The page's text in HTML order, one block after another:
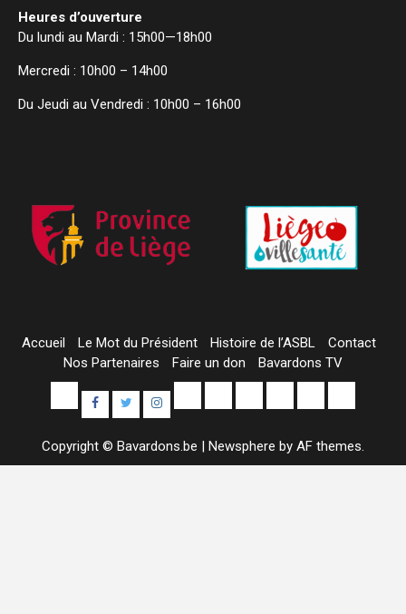
Heures d’ouverture
Du lundi au Mardi : 15h00—18h00
Mercredi : 10h00 – 14h00
Du Jeudi au Vendredi : 10h00 – 16h00
Accueil Le Mot du Président Histoire de l’ASBL
Contact
Nos Partenaires
Faire un don
Bavardons TV
Yelp
Facebook
TwitterInstagram
de
Copyright © Bavardons.be
Newsphere by AF themes.